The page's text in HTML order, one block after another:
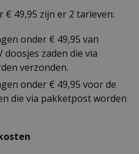
49,95 zijn er 2 tarieven:
onder € 49,95 van
zaden die via
verzonden.
onder € 49,95 voor de
die via pakketpost worden